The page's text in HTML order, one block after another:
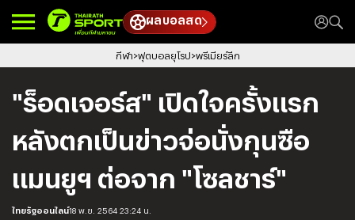
ผลบอลสด
กีฬา ฟุตบอลยุโรป พรีเมียร์ลีก
"ร็อดเจอร์ส" เปิดใจครั้งแรก
หลังตกเป็นข่าวจ่อนั่งกุนซือ
แมนยูฯ ต่อจาก "โซลชาร์"
ไทยรัฐออนไลน์18 พ.ย. 2564 23:24 น.